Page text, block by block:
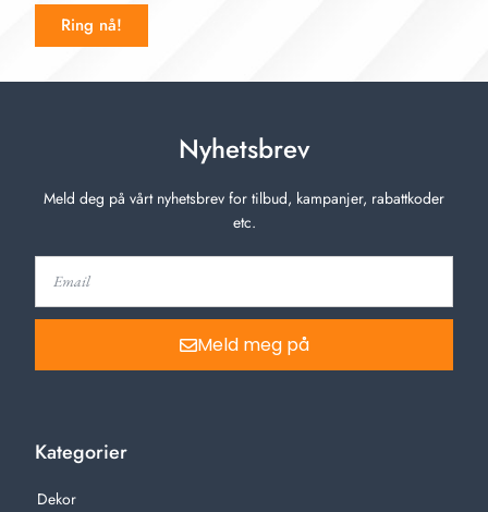
Ring nå!
Nyhetsbrev
Meld deg på vårt nyhetsbrev for tilbud, kampanjer, rabattkoder
etc.
Meld meg på
Kategorier
Dekor